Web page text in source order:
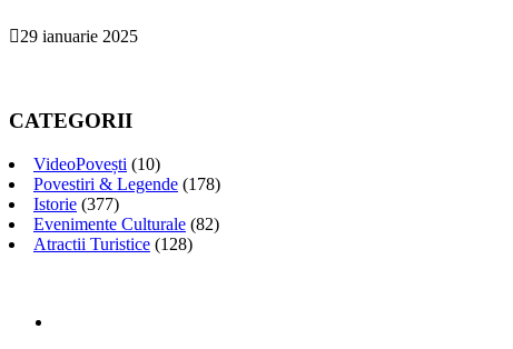
29 ianuarie 2025
CATEGORII
VideoPovești (10)
Povestiri & Legende (178)
Istorie (377)
Evenimente Culturale (82)
Atractii Turistice (128)